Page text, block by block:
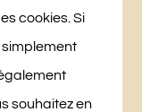
cookies. Si
simplement
souhaitez en